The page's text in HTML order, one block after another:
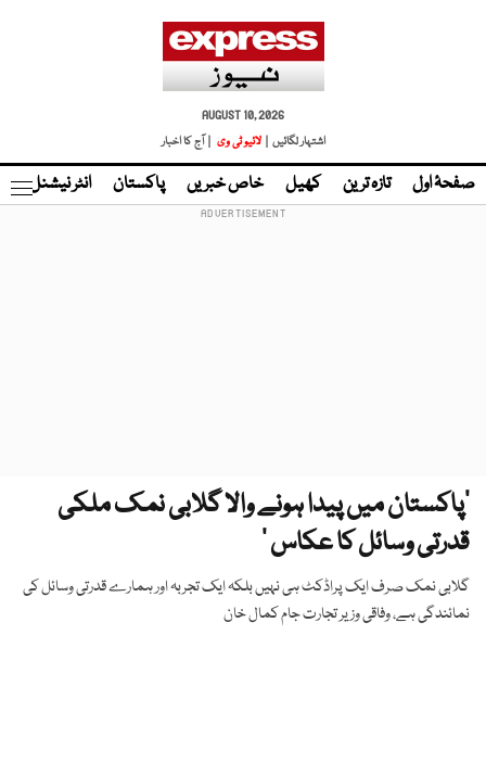
AUGUST 10, 2026
اشتہار لگائیں |
لائیو ٹی وی | آج کا اخبار
صفحۂ اول تازہ ترین کھیل خاص خبریں پاکستان انٹر نیشنل
‘پاکستان میں پیدا ہونے والا گلابی نمک ملکی
قدرتی وسائل کا عکاس ‘
گلابی نمک صرف ایک پراڈکٹ ہی نہیں بلکہ ایک تجربہ اور ہمارے قدرتی وسائل کی
نمائندگی ہے، وفاقی وزیر تجارت جام کمال خان